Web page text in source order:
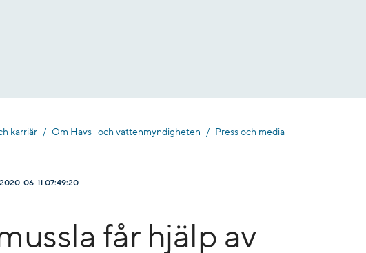
karriär Om Havs- och vatten­myndigheten
Press och media
2020-06-11 07:49:20
får hjälp av